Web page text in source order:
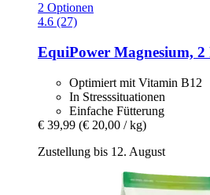
2 Optionen
4.6 (27)
EquiPower Magnesium, 2
Optimiert mit Vitamin B12
In Stresssituationen
Einfache Fütterung
€ 39,99 (€ 20,00 / kg)
Zustellung bis 12. August